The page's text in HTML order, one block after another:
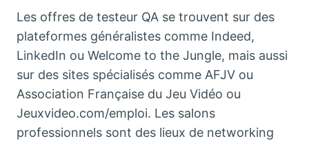
Les offres de testeur QA se trouvent sur des
plateformes généralistes comme Indeed,
LinkedIn ou Welcome to the Jungle, mais aussi
sur des sites spécialisés comme AFJV ou
Association Française du Jeu Vidéo ou
Jeuxvideo.com/emploi. Les salons
professionnels sont des lieux de networking